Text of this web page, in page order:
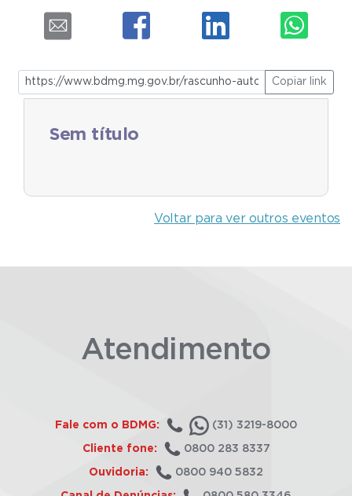
Copiar link
Sem título
Voltar para ver outros eventos
Atendimento
Fale com o BDMG: (31) 3219-8000
Cliente fone: 0800 283 8337
Ouvidoria: 0800 940 5832